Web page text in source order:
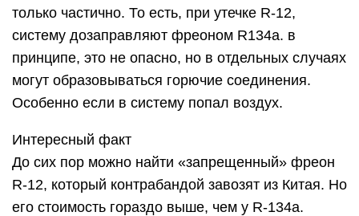
только частично. То есть, при утечке R-12,
систему дозаправляют фреоном R134a. в
принципе, это не опасно, но в отдельных случаях
могут образовываться горючие соединения.
Особенно если в систему попал воздух.
Интересный факт
До сих пор можно найти «запрещенный» фреон
R-12, который контрабандой завозят из Китая. Но
его стоимость гораздо выше, чем у R-134a.